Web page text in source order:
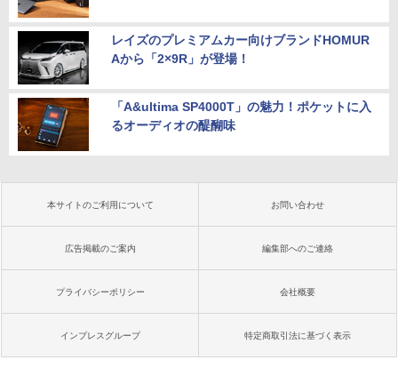
レイズのプレミアムカー向けブランドHOMUR
Aから「2×9R」が登場！
「A&ultima SP4000T」の魅力！ポケットに入
るオーディオの醍醐味
本サイトのご利用について お問い合わせ
広告掲載のご案内 編集部へのご連絡
プライバシーポリシー 会社概要
インプレスグループ 特定商取引法に基づく表示